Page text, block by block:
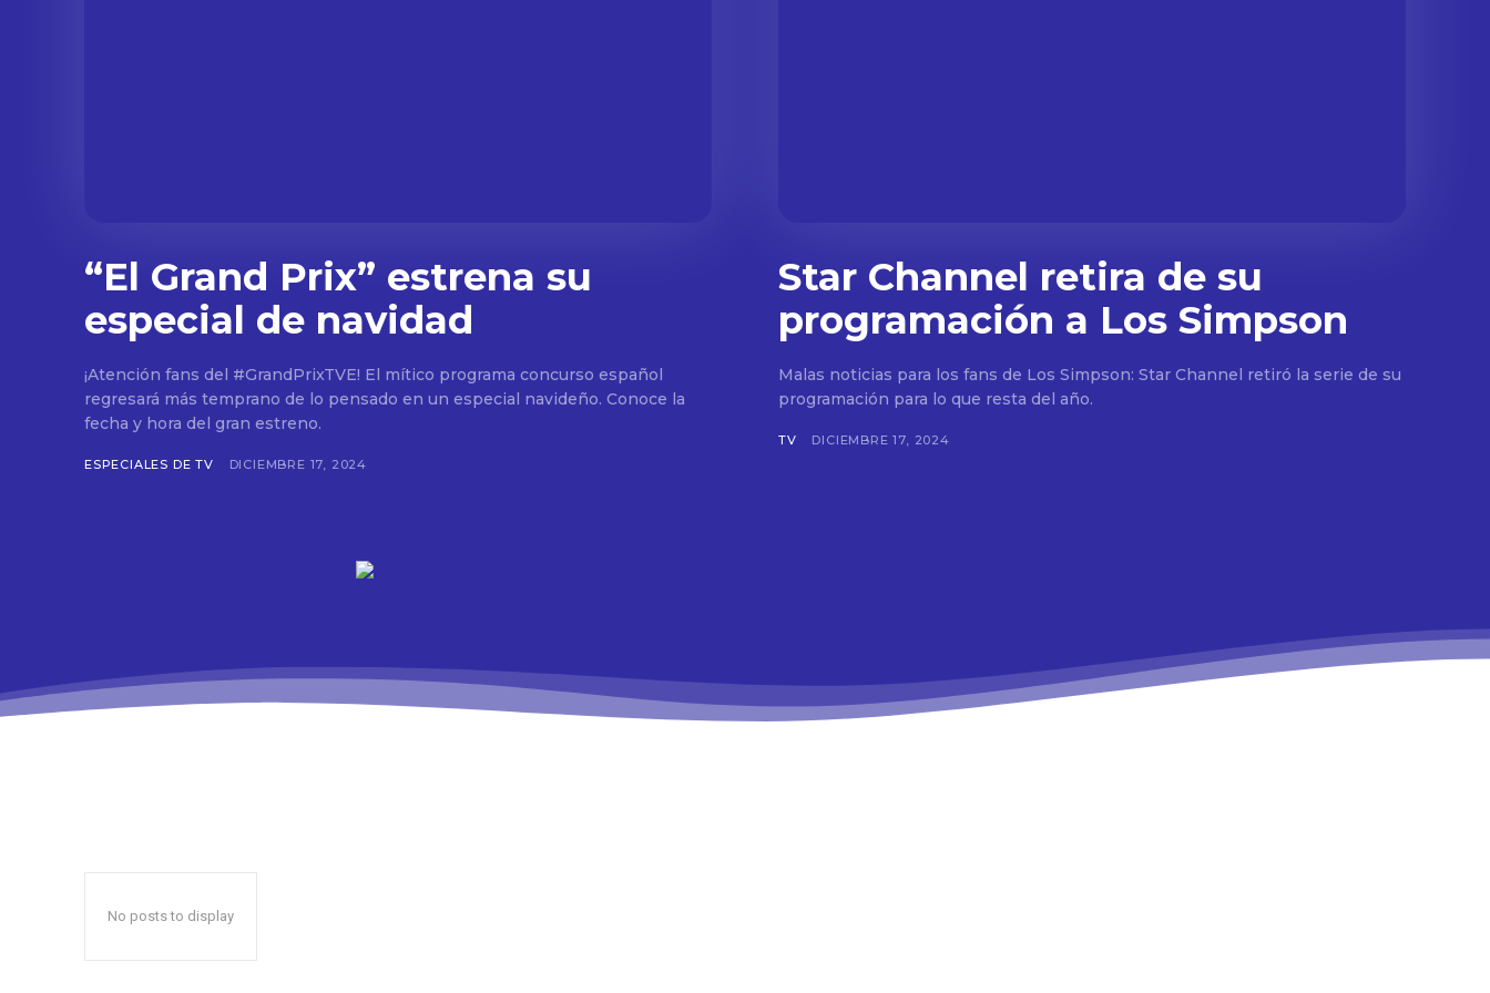
“El Grand Prix” estrena su
especial de navidad
¡Atención fans del #GrandPrixTVE! El mítico programa concurso español
regresará más temprano de lo pensado en un especial navideño. Conoce la
fecha y hora del gran estreno.
ESPECIALES DE TV DICIEMBRE 17, 2024
Star Channel retira de su
programación a Los Simpson
Malas noticias para los fans de Los Simpson: Star Channel retiró la serie de su
programación para lo que resta del año.
TV DICIEMBRE 17, 2024
No posts to display